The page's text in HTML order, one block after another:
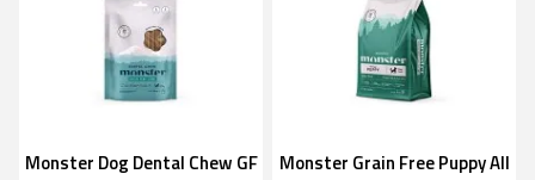
Monster Dog Dental Chew GF
Monster Grain Free Puppy All